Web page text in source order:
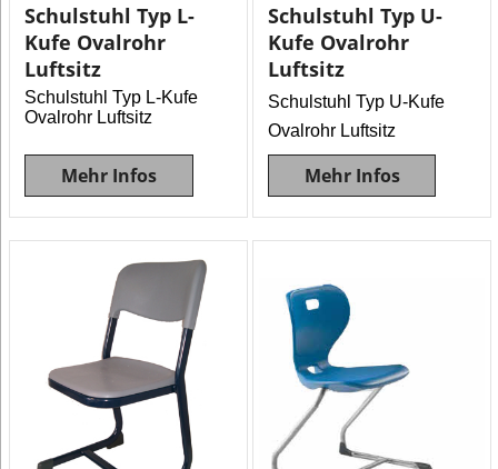
Schulstuhl Typ L-
Kufe Ovalrohr
Luftsitz
Schulstuhl Typ L-Kufe
Ovalrohr Luftsitz
Mehr Infos
Schulstuhl Typ U-
Kufe Ovalrohr
Luftsitz
Schulstuhl Typ U-Kufe
Ovalrohr Luftsitz
Mehr Infos